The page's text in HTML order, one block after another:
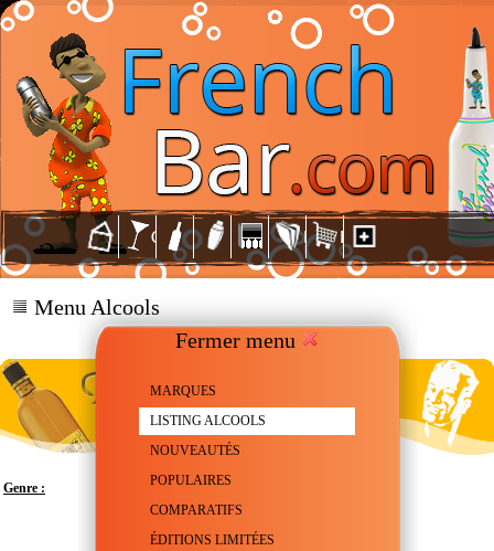
Fermer menu
MARQUES
LISTING ALCOOLS
NOUVEAUTÉS
POPULAIRES
COMPARATIFS
ÉDITIONS LIMITÉES
Menu Alcools
Genre : Apéritif